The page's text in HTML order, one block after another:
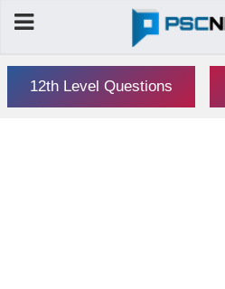
12th Level Questions